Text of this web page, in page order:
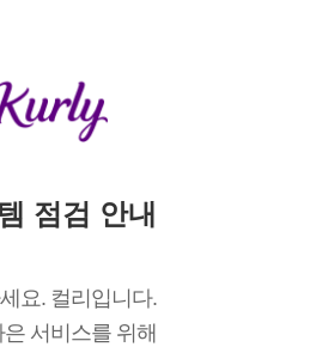
점검 안내
요. 컬리입니다.
서비스를 위해